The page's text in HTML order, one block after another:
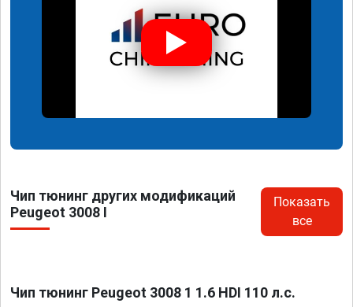
Чип тюнинг других модификаций
Peugeot 3008 I
Показать
все
Чип тюнинг Peugeot 3008 1 1.6 HDI 110 л.с.